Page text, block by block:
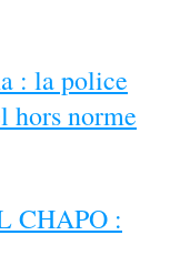
: la police
hors norme
CHAPO :